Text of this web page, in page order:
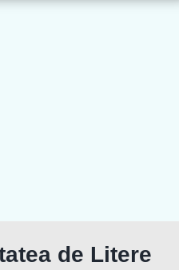
de Litere